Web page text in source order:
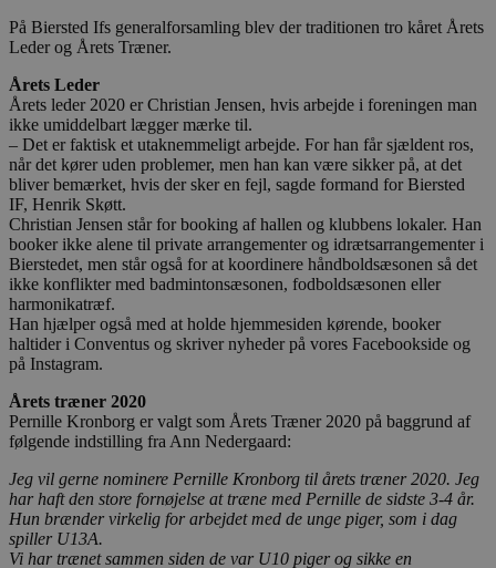
På Biersted Ifs generalforsamling blev der traditionen tro kåret Årets
Leder og Årets Træner.
Årets Leder
Årets leder 2020 er Christian Jensen, hvis arbejde i foreningen man
ikke umiddelbart lægger mærke til.
– Det er faktisk et utaknemmeligt arbejde. For han får sjældent ros,
når det kører uden problemer, men han kan være sikker på, at det
bliver bemærket, hvis der sker en fejl, sagde formand for Biersted
IF, Henrik Skøtt.
Christian Jensen står for booking af hallen og klubbens lokaler. Han
booker ikke alene til private arrangementer og idrætsarrangementer i
Bierstedet, men står også for at koordinere håndboldsæsonen så det
ikke konflikter med badmintonsæsonen, fodboldsæsonen eller
harmonikatræf.
Han hjælper også med at holde hjemmesiden kørende, booker
haltider i Conventus og skriver nyheder på vores Facebookside og
på Instagram.
Årets træner 2020
Pernille Kronborg er valgt som Årets Træner 2020 på baggrund af
følgende indstilling fra Ann Nedergaard:
Jeg vil gerne nominere Pernille Kronborg til årets træner 2020. Jeg
har haft den store fornøjelse at træne med Pernille de sidste 3-4 år.
Hun brænder virkelig for arbejdet med de unge piger, som i dag
spiller U13A.
Vi har trænet sammen siden de var U10 piger og sikke en